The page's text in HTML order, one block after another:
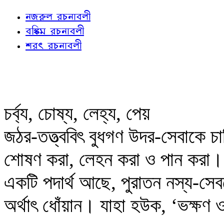
নজরুল রচনাবলী
বঙ্কিম রচনাবলী
শরৎ রচনাবলী
চর্ব্য, চোষ্য, লেহ্য, পেয়
জঠর-তত্ত্ববিৎ বুধগণ উদর-সেবাকে
শোষণ করা, লেহন করা ও পান
একটি পদার্থ আছে, পুরাতন নস্য-
অর্থাৎ ধোঁয়ান। যাহা হউক, ‘ভক্ষণ